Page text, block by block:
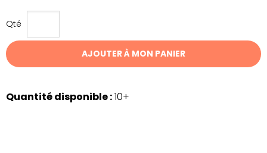
Qté
AJOUTER À MON PANIER
Quantité disponible :10+